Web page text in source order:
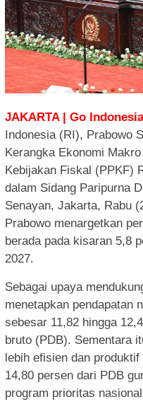
JAKARTA | Go
Indonesia (RI), Prabowo
Kerangka Ekonomi
Kebijakan Fiskal (PPKF)
dalam Sidang Paripurna
Senayan, Jakarta, Rabu
Prabowo menargetkan
berada pada kisaran 5,8
2027.
Sebagai upaya
menetapkan pendapatan
sebesar 11,82 hingga
bruto (PDB). Sementara
lebih efisien dan
14,80 persen dari PDB
program prioritas